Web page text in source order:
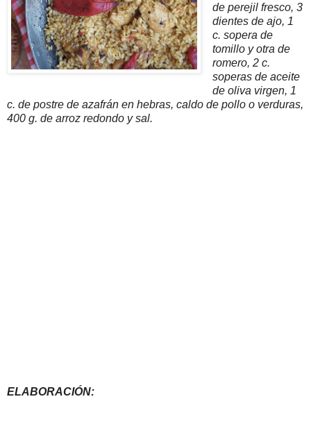
de perejil fresco, 3
dientes de ajo, 1
c. sopera de
tomillo y otra de
romero, 2 c.
soperas de aceite
de oliva virgen, 1
c. de postre de azafrán en hebras, caldo de pollo o verduras,
400 g. de arroz redondo y sal.
ELABORACIÓN: